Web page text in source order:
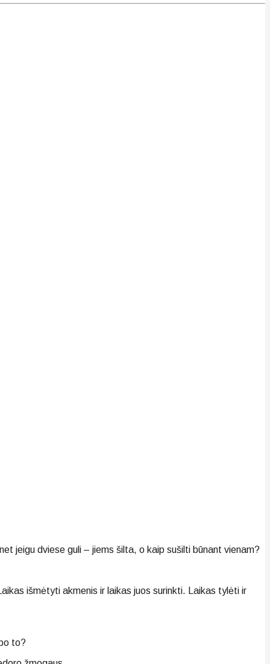
jeigu dviese guli – jiems šilta, o kaip sušilti būnant vienam?
išmėtyti akmenis ir laikas juos surinkti. Laikas tylėti ir
to?